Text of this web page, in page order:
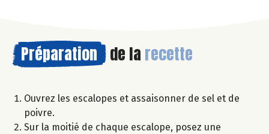
Préparation de la recette
Ouvrez les escalopes et assaisonner de sel et de
poivre.
Sur la moitié de chaque escalope, posez une